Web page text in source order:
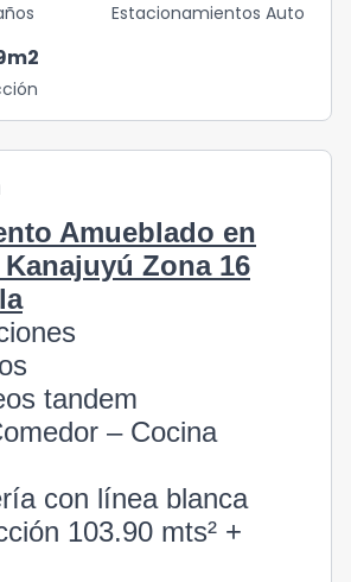
Estacionamientos Auto
m2
Amueblado en
Zona 16
tandem
– Cocina
con línea blanca
103.90 mts² +